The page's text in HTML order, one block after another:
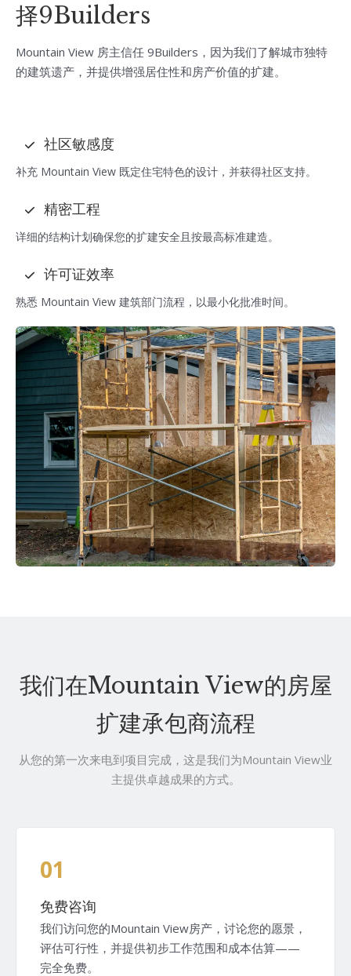
择9Builders
Mountain View 房主信任 9Builders，因为我们了解城市独特
的建筑遗产，并提供增强居住性和房产价值的扩建。
社区敏感度
补充 Mountain View 既定住宅特色的设计，并获得社区支持。
精密工程
详细的结构计划确保您的扩建安全且按最高标准建造。
许可证效率
熟悉 Mountain View 建筑部门流程，以最小化批准时间。
我们在Mountain View的房屋
扩建承包商流程
从您的第一次来电到项目完成，这是我们为Mountain View业
主提供卓越成果的方式。
01
免费咨询
我们访问您的Mountain View房产，讨论您的愿景，
评估可行性，并提供初步工作范围和成本估算——
完全免费。